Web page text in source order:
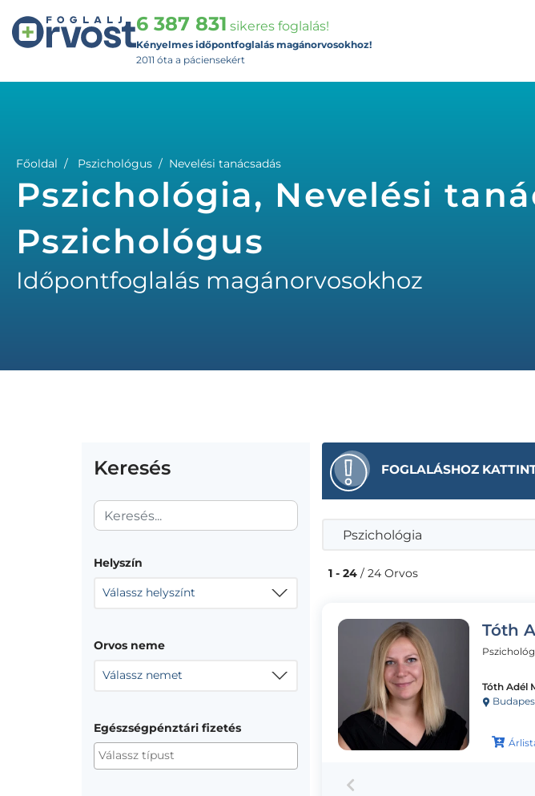
6 387 831 sikeres foglalás!
Kényelmes időpontfoglalás magánorvosokhoz!
2011 óta a páciensekért
Főoldal Pszichológus Nevelési tanácsadás
Pszichológia, Nevelési
Pszichológus
Időpontfoglalás magánorvosokhoz
Keresés
Helyszín
Válassz helyszínt
Orvos neme
Válassz nemet
Egészségpénztári fizetés
FOGLALÁSHOZ
Pszichológia
1 - 24 / 24 Orvos
Tóth
Tóth Adél